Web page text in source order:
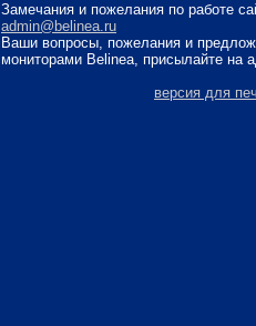
Замечания и пожелания по работе
admin@belinea.ru
Ваши вопросы, пожелания и
мониторами Belinea, присылайте на
версия для